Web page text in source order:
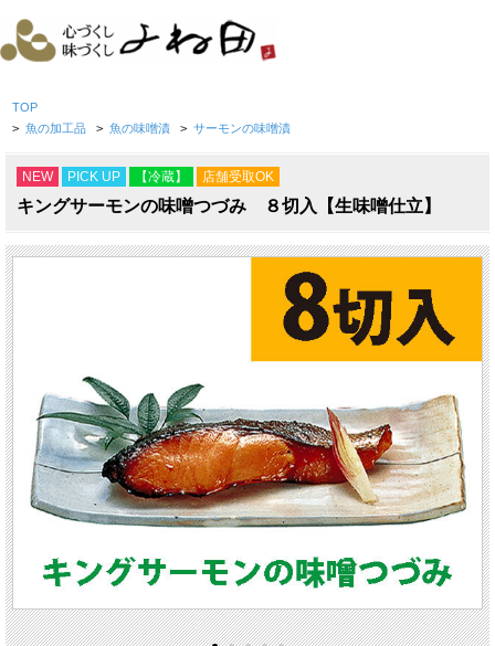
TOP
> 魚の加工品 > 魚の味噌漬 > サーモンの味噌漬
NEW PICK UP 【冷蔵】 店舗受取OK
キングサーモンの味噌つづみ ８切入【生味噌仕立】